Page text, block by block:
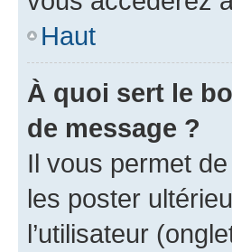
Haut
À quoi sert le
de message ?
Il vous permet
les poster
l’utilisateur